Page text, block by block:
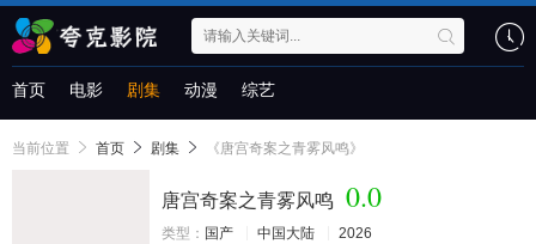
首页 电影 剧集 动漫 综艺
当前位置 首页 剧集 《唐宫奇案之青雾风鸣》
唐宫奇案之青雾风鸣 0.0
类型： 国产 中国大陆
2026